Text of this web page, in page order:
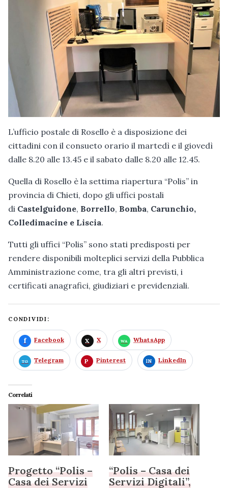
L’ufficio postale di Rosello è a disposizione dei
cittadini con il consueto orario il martedì e il giovedì
dalle 8.20 alle 13.45 e il sabato dalle 8.20 alle 12.45.
Quella di Rosello è la settima riapertura “Polis” in
provincia di Chieti, dopo gli uffici postali
di Castelguidone, Borrello, Bomba, Carunchio,
Colledimacine e Liscia.
Tutti gli uffici “Polis” sono stati predisposti per
rendere disponibili molteplici servizi della Pubblica
Amministrazione come, tra gli altri previsti, i
certificati anagrafici, giudiziari e previdenziali.
CONDIVIDI:
Facebook X WhatsApp
Telegram Pinterest LinkedIn
Correlati
Progetto “Polis –
Casa dei Servizi
“Polis – Casa dei
Servizi Digitali”,